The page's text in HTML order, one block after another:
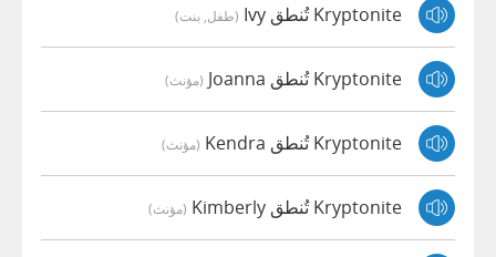
Kryptonite تُنطق Ivy (طفل, بنت)
Kryptonite تُنطق Joanna (مؤنث)
Kryptonite تُنطق Kendra (مؤنث)
Kryptonite تُنطق Kimberly (مؤنث)